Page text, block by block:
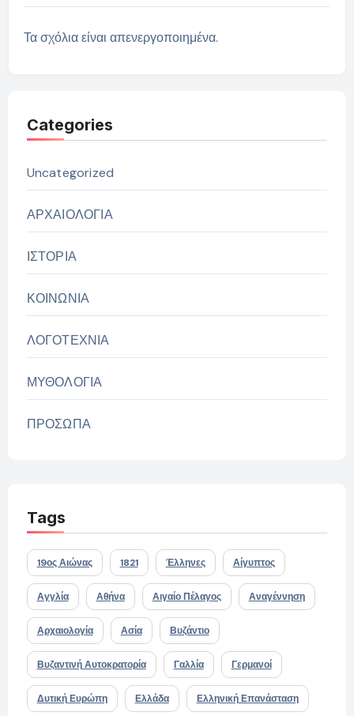
Τα σχόλια είναι απενεργοποιημένα.
Categories
Uncategorized
ΑΡΧΑΙΟΛΟΓΙΑ
ΙΣΤΟΡΙΑ
ΚΟΙΝΩΝΙΑ
ΛΟΓΟΤΕΧΝΙΑ
ΜΥΘΟΛΟΓΙΑ
ΠΡΟΣΩΠΑ
Tags
19ος Αιώνας 1821 Έλληνες Αίγυπτος
Αγγλία Αθήνα Αιγαίο Πέλαγος Αναγέννηση
Αρχαιολογία Ασία Βυζάντιο
Βυζαντινή Αυτοκρατορία Γαλλία Γερμανοί
Δυτική Ευρώπη Ελλάδα Ελληνική Επανάσταση